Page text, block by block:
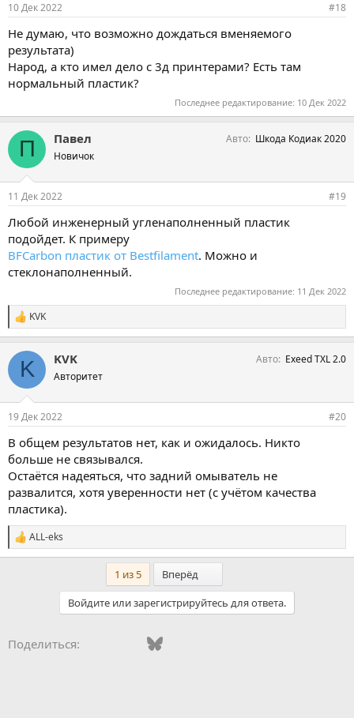
10 Дек 2022 #18
Не думаю, что возможно дождаться вменяемого
результата)
Народ, а кто имел дело с 3д принтерами? Есть там
нормальный пластик?
Последнее редактирование: 10 Дек 2022
П Павел
Новичок
Авто Шкода Кодиак 2020
11 Дек 2022 #19
Любой инженерный угленаполненный пластик
подойдет. К примеру
BFCarbon пластик от Bestfilament. Можно и
стеклонаполненный.
Последнее редактирование: 11 Дек 2022
С
и
п
т
:
KVK
K KVK
Авторитет
Авто Exeed TXL 2.0
19 Дек 2022 #20
В общем результатов нет, как и ожидалось. Никто
больше не связывался.
Остаётся надеяться, что задний омыватель не
развалится, хотя уверенности нет (с учётом качества
пластика).
С
и
:
ALL-eks
1 из 5 Вперёд
Войдите или зарегистрируйтесь для ответа.
Поделиться: Vkontakte
FacebookBluesky